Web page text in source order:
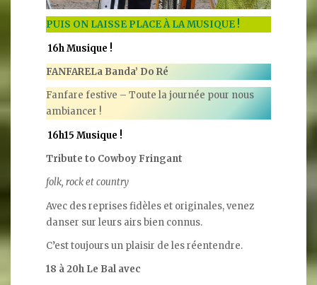
PUIS ON LAISSE PLACE À LA MUSIQUE !
16h Musique !
FANFARELa Banda’ Do Ré
Fanfare festive – Toute la journée pour nous
ambiancer !
16h15 Musique !
Tribute to Cowboy Fringant
folk, rock et country
Avec des reprises fidèles et originales, venez
danser sur leurs airs bien connus.
C’est toujours un plaisir de les réentendre.
18 à 20h Le Bal avec